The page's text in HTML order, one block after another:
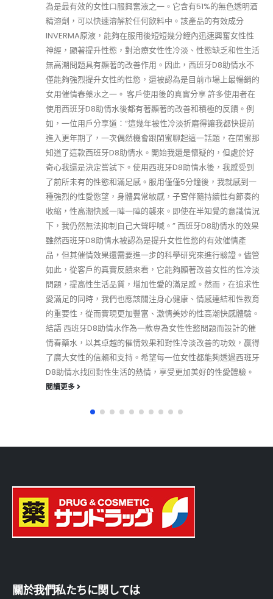
為是最有效的女性口服興奮液之一。它含有51%的無色透明酒
精溶劑，可以快速溶解於任何飲料中。該產品的有效成分
INVERMA原液，能夠在服用後短短幾分鐘內迅速興奮女性性
神經，顯著提升性慾，對治療女性性冷淡、性慾缺乏和性生活
無高潮問題具有顯著的改善作用。因此，西班牙D8助情水不
僅能夠強烈提升女性的性慾，還被認為是目前市場上最暢銷的
女用催情春藥水之一。 客戶使用後的真實分享 許多使用者在
使用西班牙D8助情水後都有著顯著的改善和積極的反饋。例
如，一位用戶分享道：“這幾年被性冷淡折磨得讓我都快提前
進入更年期了，一次偶然機會跟閨蜜聊起這一話題，在閨蜜那
知道了這款西班牙D8助情水。開始我還是懷疑的，但處於好
奇心我還是決定嘗試下。使用西班牙D8助情水後，我感受到
了前所未有的性慾和滿足感。服用僅僅5分鐘後，我就感到一
種強烈的性愛慾望，身體異常敏感，子宮伴隨持續性有節奏的
收縮，性高潮快感一陣一陣的襲來。即使在半知覺的意識情況
下，我仍然無法抑制自己大聲呼喊。” 西班牙D8助情水的效果
雖然西班牙D8助情水被認為是提升女性性慾的有效催情產
品，但其催情效果還需要進一步的科學研究來進行驗證。儘管
如此，從客戶的真實反饋來看，它能夠顯著改善女性的性冷淡
問題，提高性生活品質，增加性愛的滿足感。然而，在追求性
愛滿足的同時，我們也應該關注身心健康、情感連結和性教育
的重要性，從而實現更加豐富、激情美妙的性高潮快感體驗。
結語 西班牙D8助情水作為一款專為女性性慾問題而設計的催
情春藥水，以其卓越的催情效果和對性冷淡改善的功效，贏得
了廣大女性的信賴和支持。希望每一位女性都能夠透過西班牙
D8助情水找回對性生活的熱情，享受更加美好的性愛體驗。
閱讀更多
關於我們私たちに関しては